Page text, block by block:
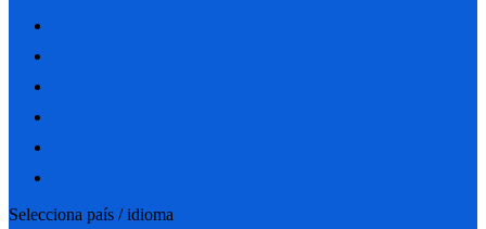
Selecciona país / idioma